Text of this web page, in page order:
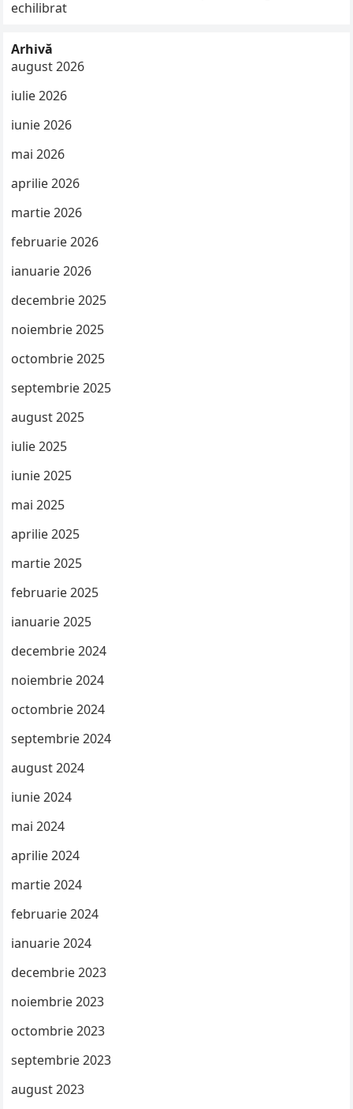
echilibrat
Arhivă
august 2026
iulie 2026
iunie 2026
mai 2026
aprilie 2026
martie 2026
februarie 2026
ianuarie 2026
decembrie 2025
noiembrie 2025
octombrie 2025
septembrie 2025
august 2025
iulie 2025
iunie 2025
mai 2025
aprilie 2025
martie 2025
februarie 2025
ianuarie 2025
decembrie 2024
noiembrie 2024
octombrie 2024
septembrie 2024
august 2024
iunie 2024
mai 2024
aprilie 2024
martie 2024
februarie 2024
ianuarie 2024
decembrie 2023
noiembrie 2023
octombrie 2023
septembrie 2023
august 2023